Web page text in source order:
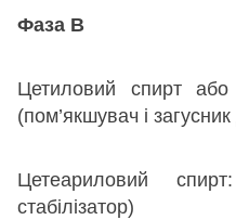
Фаза B
Цетиловий спирт
(пом’якшувач і
Цетеариловий
стабілізатор)